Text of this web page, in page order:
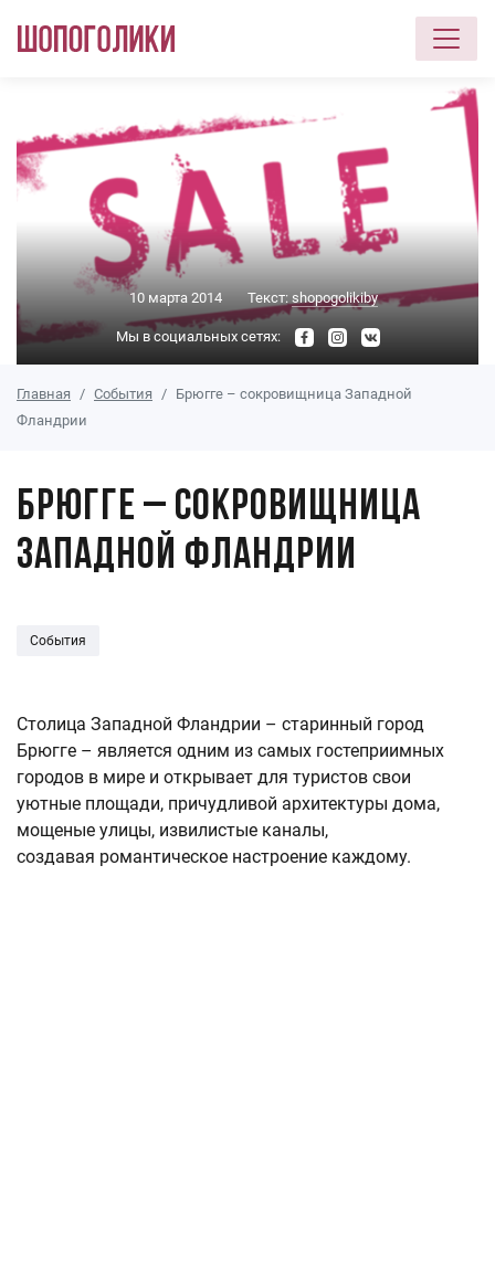
10 марта 2014 Текст: shopogolikiby
Мы в социальных сетях:
Главная События
Брюгге – сокровищница Западной
Фландрии
Брюгге – сокровищница
Западной Фландрии
События
Столица Западной Фландрии – старинный город
Брюгге – является одним из самых гостеприимных
городов в мире и открывает для туристов свои
уютные площади, причудливой архитектуры дома,
мощеные улицы, извилистые каналы,
создавая романтическое настроение каждому.